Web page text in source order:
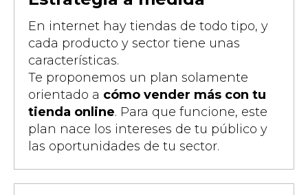
En internet hay tiendas de todo tipo, y
cada producto y sector tiene unas
características.
Te proponemos un plan solamente
orientado a cómo vender más con tu
tienda online. Para que funcione, este
plan nace los intereses de tu público y
las oportunidades de tu sector.